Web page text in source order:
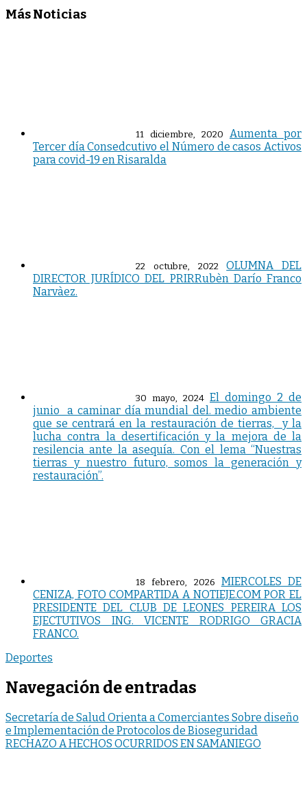
Más Noticias
11 diciembre, 2020
Aumenta por
Tercer día Consedcutivo el Número de casos Activos
para covid-19 en Risaralda
22 octubre, 2022
OLUMNA DEL
DIRECTOR JURÍDICO DEL PRIRRubèn Darío Franco
Narvàez.
30 mayo, 2024 El domingo 2 de
junio a caminar día mundial del. medio ambiente
que se centrará en la restauración de tierras, y la
lucha contra la desertificación y la mejora de la
resilencia ante la asequía. Con el lema “Nuestras
tierras y nuestro futuro, somos la generación y
restauración”.
18 febrero, 2026
MIERCOLES DE
CENIZA, FOTO COMPARTIDA A NOTIEJE.COM POR EL
PRESIDENTE DEL CLUB DE LEONES PEREIRA LOS
EJECTUTIVOS ING. VICENTE RODRIGO GRACIA
FRANCO.
Deportes
Navegación de entradas
Secretaría de Salud Orienta a Comerciantes Sobre diseño
e Implementación de Protocolos de Bioseguridad
RECHAZO A HECHOS OCURRIDOS EN SAMANIEGO